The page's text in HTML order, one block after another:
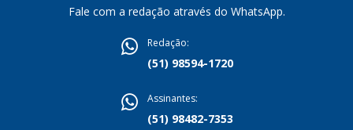
Fale com a redação através do WhatsApp.
Redação:
(51) 98594-1720
Assinantes:
(51) 98482-7353